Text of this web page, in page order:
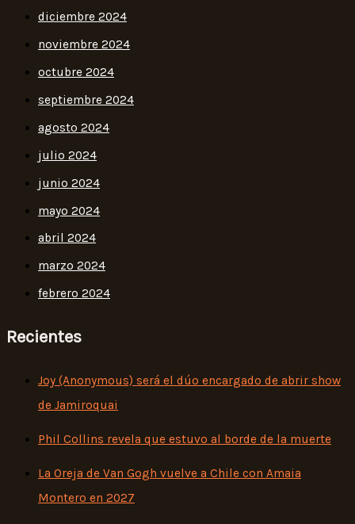
diciembre 2024
noviembre 2024
octubre 2024
septiembre 2024
agosto 2024
julio 2024
junio 2024
mayo 2024
abril 2024
marzo 2024
febrero 2024
Recientes
Joy (Anonymous) será el dúo encargado de abrir show
de Jamiroquai
Phil Collins revela que estuvo al borde de la muerte
La Oreja de Van Gogh vuelve a Chile con Amaia
Montero en 2027